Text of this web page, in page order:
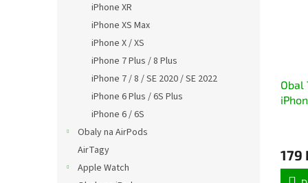
iPhone XR
iPhone XS Max
iPhone X / XS
iPhone 7 Plus / 8 Plus
iPhone 7 / 8 / SE 2020 / SE 2022
iPhone 6 Plus / 6S Plus
iPhone 6 / 6S
Obaly na AirPods
AirTagy
Apple Watch
Obal
je
179